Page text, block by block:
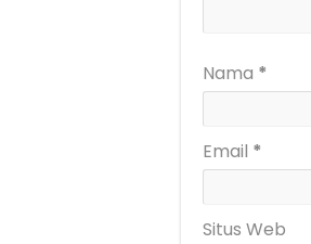
Nama *
Email *
Situs Web